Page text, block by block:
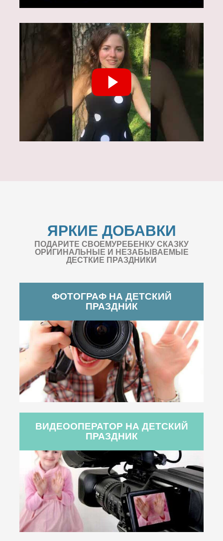
ЯРКИЕ ДОБАВКИ
ПОДАРИТЕ СВОЕМУРЕБЕНКУ СКАЗКУ
ОРИГИНАЛЬНЫЕ И НЕЗАБЫВАЕМЫЕ
ДЕСТКИЕ ПРАЗДНИКИ
ФОТОГРАФ НА ДЕТСКИЙ
ПРАЗДНИК
ВИДЕООПЕРАТОР НА ДЕТСКИЙ
ПРАЗДНИК